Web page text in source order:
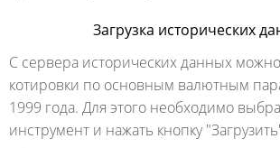
Загрузка исторических
С сервера исторических данных можно
котировки по основным валютным
1999 года. Для этого необходимо
инструмент и нажать кнопку